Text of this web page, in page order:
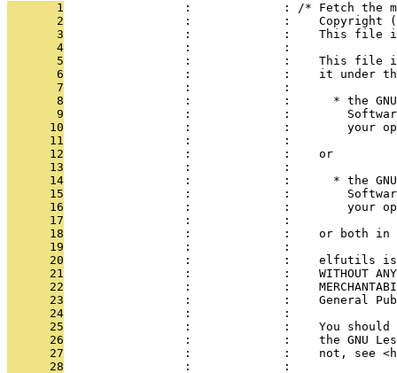
       1
:             : /* Fetch the
       2
:             :    Copyright
       3
:             :    This file
       4
                 :             :
       5
:             :    This file
       6
:             :    it under
       7
                 :             :
       8
:             :      * the
       9
:             :
      10
:             :        your
      11
                 :             :
      12
                 :             :    or
      13
                 :             :
      14
:             :      * the
      15
:             :
      16
:             :        your
      17
                 :             :
      18
:             :    or both in
      19
                 :             :
      20
:             :    elfutils
      21
:             :    WITHOUT
      22
:             :
      23
:             :    General
      24
                 :             :
      25
:             :    You
      26
:             :    the GNU
      27
:             :    not, see
      28
                 :             :